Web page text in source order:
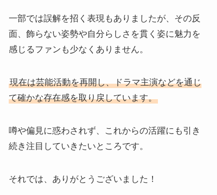
一部では誤解を招く表現もありましたが、その反
面、飾らない姿勢や自分らしさを貫く姿に魅力を
感じるファンも少なくありません。
現在は芸能活動を再開し、ドラマ主演などを通じ
て確かな存在感を取り戻しています。
噂や偏見に惑わされず、これからの活躍にも引き
続き注目していきたいところです。
それでは、ありがとうございました！